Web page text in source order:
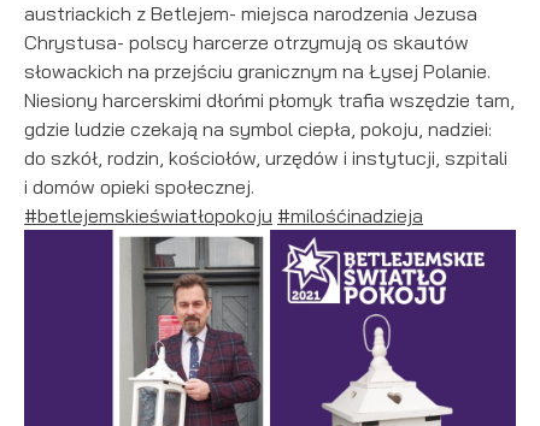
austriackich z Betlejem- miejsca narodzenia Jezusa
Chrystusa- polscy harcerze otrzymują os skautów
słowackich na przejściu granicznym na Łysej Polanie.
Niesiony harcerskimi dłońmi płomyk trafia wszędzie tam,
gdzie ludzie czekają na symbol ciepła, pokoju, nadziei:
do szkół, rodzin, kościołów, urzędów i instytucji, szpitali
i domów opieki społecznej.
#betlejemskieświatłopokoju #milośćinadzieja